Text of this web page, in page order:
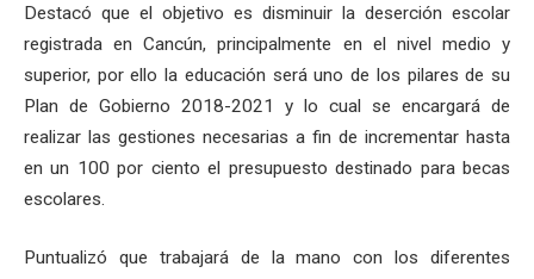
Destacó que el objetivo es disminuir la deserción escolar
registrada en Cancún, principalmente en el nivel medio y
superior, por ello la educación será uno de los pilares de su
Plan de Gobierno 2018-2021 y lo cual se encargará de
realizar las gestiones necesarias a fin de incrementar hasta
en un 100 por ciento el presupuesto destinado para becas
escolares.
Puntualizó que trabajará de la mano con los diferentes